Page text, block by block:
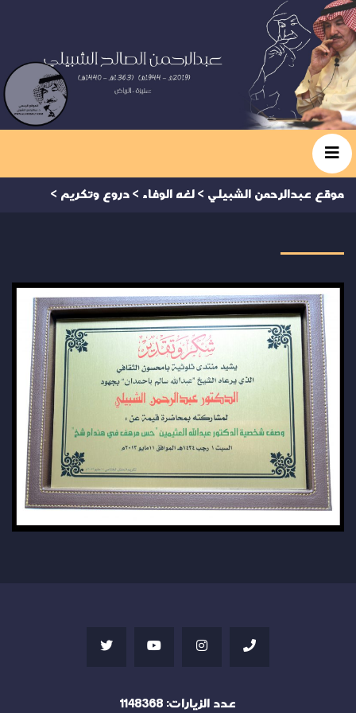
موقع عبدالرحمن الشبيلي > لغه الوفاء > دروع وتكريم >
عدد الزيارات: 1148368